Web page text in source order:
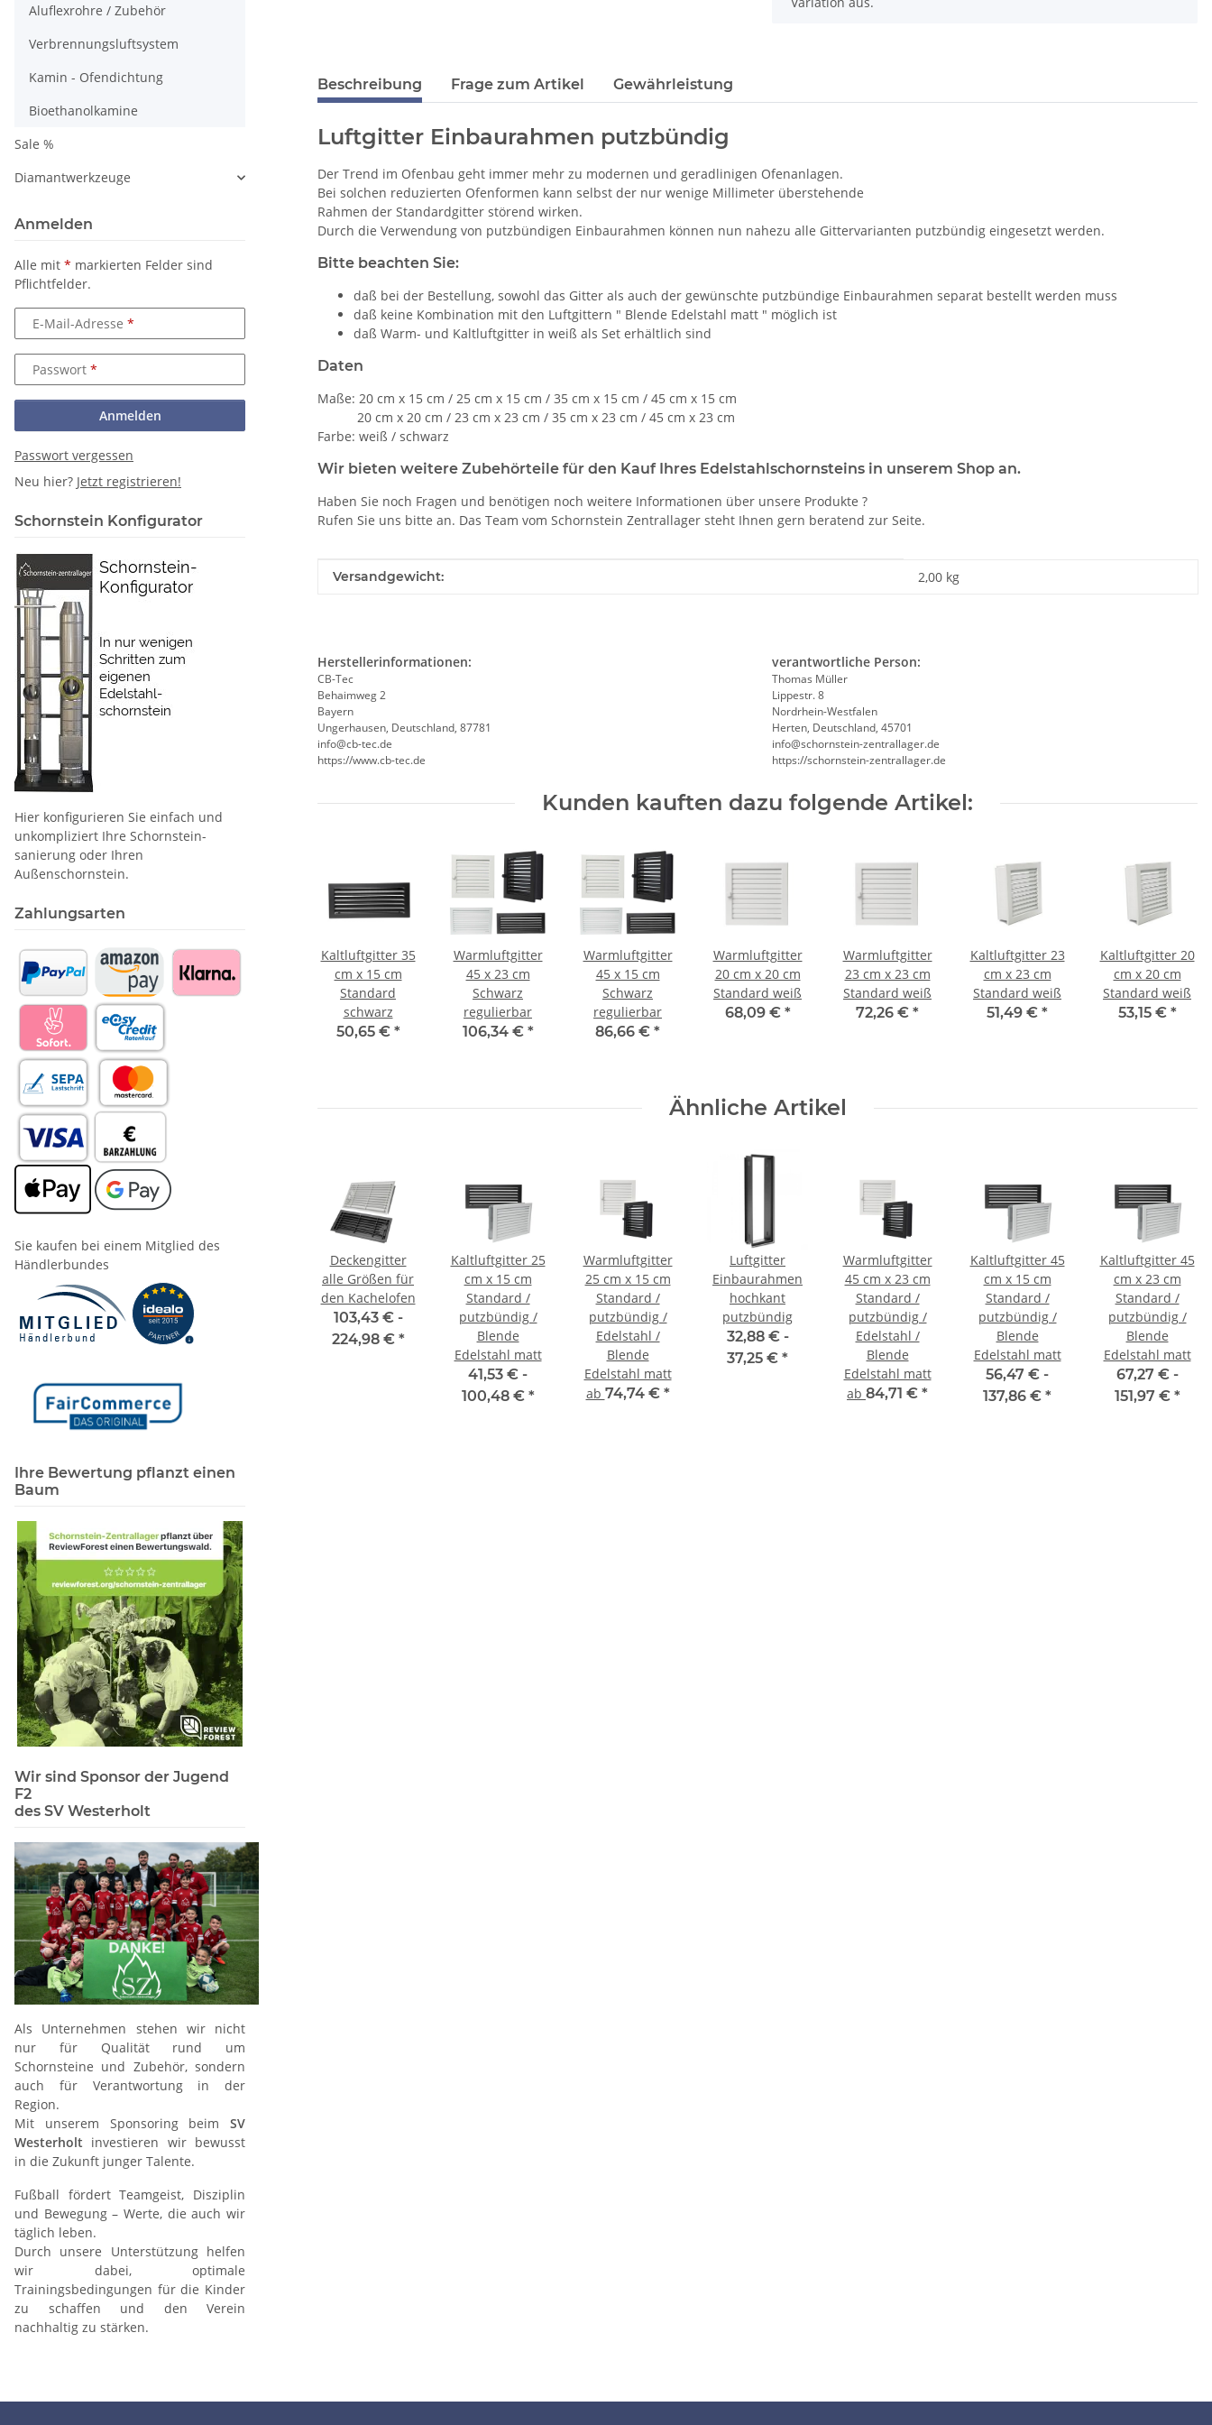
Beschreibung Frage zum Artikel Gewährleistung
Luftgitter Einbaurahmen putzbündig
Der Trend im Ofenbau geht immer mehr zu modernen und geradlinigen Ofenanlagen.
Bei solchen reduzierten Ofenformen kann selbst der nur wenige Millimeter überstehende
Rahmen der Standardgitter störend wirken.
Durch die Verwendung von putzbündigen Einbaurahmen können nun nahezu alle Gittervarianten putzbündig eingesetzt werden.
Bitte beachten Sie:
daß bei der Bestellung, sowohl das Gitter als auch der gewünschte putzbündige Einbaurahmen separat bestellt werden muss
daß keine Kombination mit den Luftgittern " Blende Edelstahl matt " möglich ist
daß Warm- und Kaltluftgitter in weiß als Set erhältlich sind
Daten
Maße: 20 cm x 15 cm / 25 cm x 15 cm / 35 cm x 15 cm / 45 cm x 15 cm
20 cm x 20 cm / 23 cm x 23 cm / 35 cm x 23 cm / 45 cm x 23 cm
Farbe: weiß / schwarz
Wir bieten weitere Zubehörteile für den Kauf Ihres Edelstahlschornsteins in unserem Shop an.
Haben Sie noch Fragen und benötigen noch weitere Informationen über unsere Produkte ?
Rufen Sie uns bitte an. Das Team vom Schornstein Zentrallager steht Ihnen gern beratend zur Seite.
Produkteigenschaft
Wert
Versandgewicht: 2,00 kg
Herstellerinformationen:
CB-Tec
Behaimweg 2
Bayern
Ungerhausen, Deutschland, 87781
info@cb-tec.de
https://www.cb-tec.de
verantwortliche Person:
Thomas Müller
Lippestr. 8
Nordrhein-Westfalen
Herten, Deutschland, 45701
info@schornstein-zentrallager.de
https://schornstein-zentrallager.de
Kunden kauften dazu folgende Artikel:
23
Kaltluftgitter 20
cm x 20 cm
Standard weiß
53,15 €*
Warmluftgitter
23 x 23 cm
Schwarz
Kaltluftgitter 35
cm x 15 cm
Standard
schwarz
50,65 € *
Warmluftgitter
45 x 23 cm
Schwarz
regulierbar
106,34 € *
Warmluftgitter
45 x 15 cm
Schwarz
regulierbar
86,66 € *
Warmluftgitter
20 cm x 20 cm
Standard weiß
68,09 € *
Warmluftgitter
23 cm x 23 cm
Standard weiß
72,26 € *
Kaltluftgitter 23
cm x 23 cm
Standard weiß
51,49 € *
Kaltluftgitter 20
cm x 20 cm
Standard weiß
53,15 € *
Ähnliche Artikel
45
Kaltluftgitter 45
Standard /
putzbündig /
Blende
151,97 € *
Deckengitter
alle Größen für
den Kachelofen
103,43 € -
224,98 € *
Kaltluftgitter 25
cm x 15 cm
Standard /
putzbündig /
Blende
Edelstahl matt
41,53 € -
100,48 € *
Warmluftgitter
25 cm x 15 cm
Standard /
putzbündig /
Edelstahl /
Blende
Edelstahl matt
ab 74,74 € *
Luftgitter
Einbaurahmen
hochkant
putzbündig
32,88 € -
37,25 € *
Warmluftgitter
45 cm x 23 cm
Standard /
putzbündig /
Edelstahl /
Blende
Edelstahl matt
ab 84,71 € *
Kaltluftgitter 45
cm x 15 cm
Standard /
putzbündig /
Blende
Edelstahl matt
56,47 € -
137,86 € *
Kaltluftgitter 45
cm x 23 cm
Standard /
putzbündig /
Blende
Edelstahl matt
67,27 € -
151,97 € *
Aluflexrohre / Zubehör
Verbrennungsluftsystem
Kamin - Ofendichtung
Bioethanolkamine
Sale %
Diamantwerkzeuge
Anmelden
Alle mit * markierten Felder sind
Pflichtfelder.
E-Mail-Adresse
Passwort
Anmelden
Passwort vergessen
Neu hier? Jetzt registrieren!
Schornstein Konfigurator
Hier konfigurieren Sie einfach und
unkompliziert Ihre Schornstein­
sanierung oder Ihren
Außenschornstein.
Zahlungsarten
Sie kaufen bei einem Mitglied des
Händlerbundes
Ihre Bewertung pflanzt einen
Baum
Wir sind Sponsor der Jugend
F2
des SV Westerholt
Als Unternehmen stehen wir nicht
nur für Qualität rund um
Schornsteine und Zubehör, sondern
auch für Verantwortung in der
Region.
Mit unserem Sponsoring beim SV
Westerholt investieren wir bewusst
in die Zukunft junger Talente.
Fußball fördert Teamgeist, Disziplin
und Bewegung – Werte, die auch wir
täglich leben.
Durch unsere Unterstützung helfen
wir dabei, optimale
Trainingsbedingungen für die Kinder
zu schaffen und den Verein
nachhaltig zu stärken.